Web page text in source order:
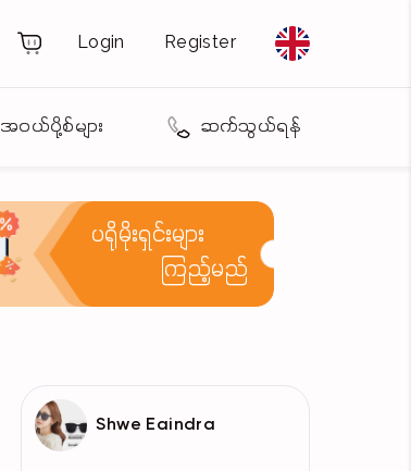
Login Register
အဝယ်ပို့စ်များ ဆက်သွယ်ရန်
ပရိုမိုးရှင်းများ
ကြည့်မည်
Shwe Eaindra